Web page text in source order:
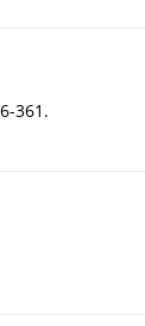
361.